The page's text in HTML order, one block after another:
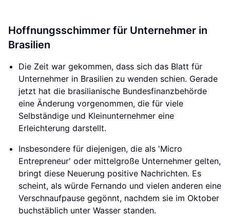
Hoffnungsschimmer für Unternehmer in
Brasilien
Die Zeit war gekommen, dass sich das Blatt für
Unternehmer in Brasilien zu wenden schien. Gerade
jetzt hat die brasilianische Bundesfinanzbehörde
eine Änderung vorgenommen, die für viele
Selbständige und Kleinunternehmer eine
Erleichterung darstellt.
Insbesondere für diejenigen, die als 'Micro
Entrepreneur' oder mittelgroße Unternehmer gelten,
bringt diese Neuerung positive Nachrichten. Es
scheint, als würde Fernando und vielen anderen eine
Verschnaufpause gegönnt, nachdem sie im Oktober
buchstäblich unter Wasser standen.